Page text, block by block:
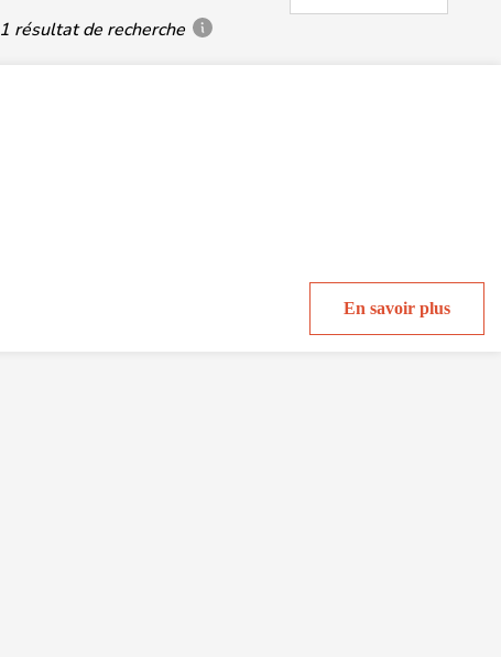
1 résultat de recherche
En savoir plus